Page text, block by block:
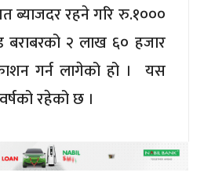
ब्याजदर रहने गरि रु.१०००
बराबरको २ लाख ६० हजार
गर्न लागेको हो । यस
रहेको छ ।